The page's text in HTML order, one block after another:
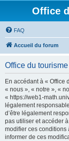
Office
FAQ
Accueil du forum
Office du
En accédant à « Office
« nous », « notre », «
« https://web1-
légalement
d’être légalement
pas utiliser et accéder
modifier ces conditions
informer de ces